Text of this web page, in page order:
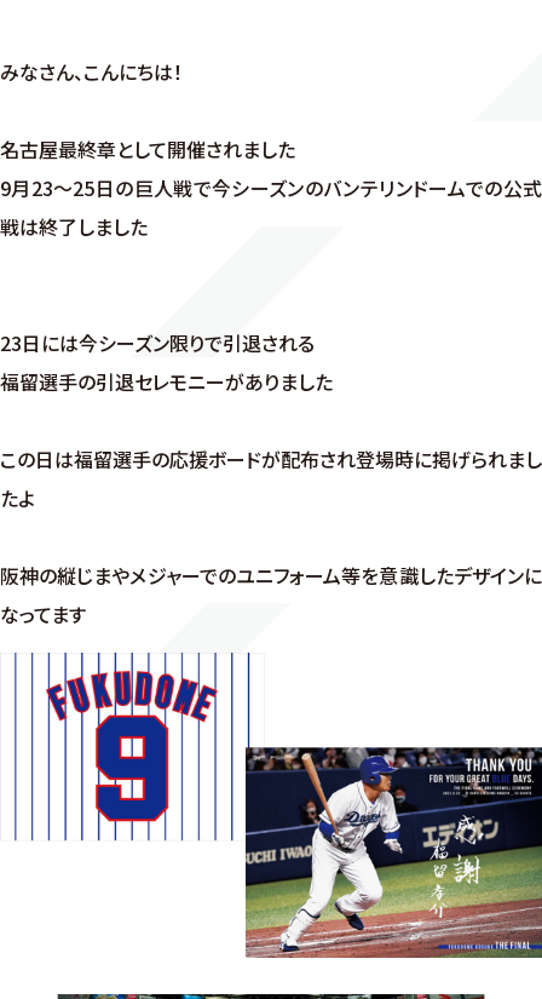
みなさん、こんにちは！
名古屋最終章として開催されました
9月23～25日の巨人戦で今シーズンのバンテリンドームでの公式
戦は終了しました
23日には今シーズン限りで引退される
福留選手の引退セレモニーがありました
この日は福留選手の応援ボードが配布され登場時に掲げられまし
たよ
阪神の縦じまやメジャーでのユニフォーム等を意識したデザインに
なってます